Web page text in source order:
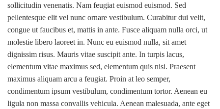
sollicitudin venenatis. Nam feugiat euismod euismod. Sed
pellentesque elit vel nunc ornare vestibulum. Curabitur dui velit,
congue ut faucibus et, mattis in ante. Fusce aliquam nulla orci, ut
molestie libero laoreet in. Nunc eu euismod nulla, sit amet
dignissim risus. Mauris vitae suscipit ante. In turpis lacus,
elementum vitae maximus sed, elementum quis nisi. Praesent
maximus aliquam arcu a feugiat. Proin at leo semper,
condimentum ipsum vestibulum, condimentum tortor. Aenean eu
ligula non massa convallis vehicula. Aenean malesuada, ante eget